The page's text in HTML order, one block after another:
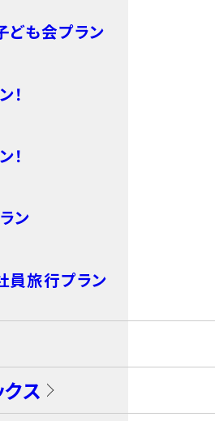
ども会プラン
！
！
ン
員旅行プラン
ス